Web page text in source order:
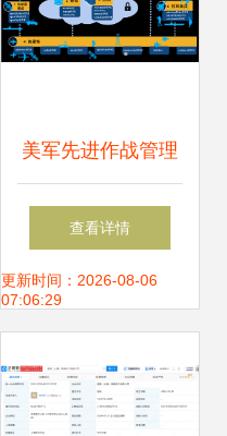
美军先进作战管理
系统 (ABMS) 发展
概览
查看详情
更新时间：2026-08-06
07:06:29